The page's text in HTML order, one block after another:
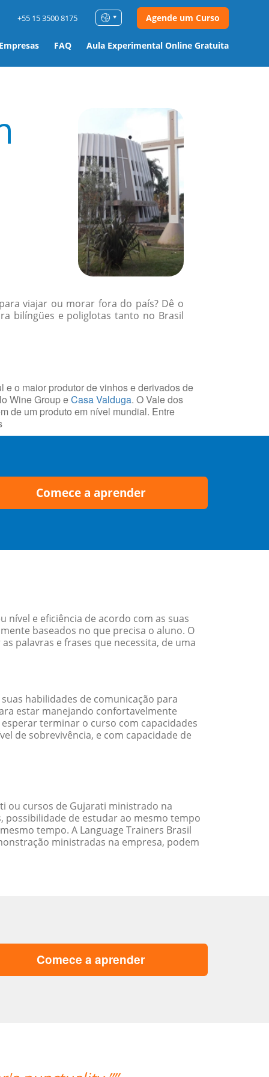
FAQ Aula Experimental Online Gratuita
+55 15 3500 8175 Agende um Curso
viajar ou morar fora do país? Dê o
bilíngües e poliglotas tanto no Brasil
o maior produtor de vinhos e derivados de
Wine Group eCasa Valduga. O Vale dos
de um produto em nível mundial. Entre
Comece a aprender
e eficiência de acordo com as suas
baseados no que precisa o aluno. O
palavras e frases que necessita, de uma
habilidades de comunicação para
estar manejando confortavelmente
terminar o curso com capacidades
de sobrevivência, e com capacidade de
ou cursos de Gujarati ministrado na
possibilidade de estudar ao mesmo tempo
tempo. A Language Trainers Brasil
ministradas na empresa, podem
Comece a aprender